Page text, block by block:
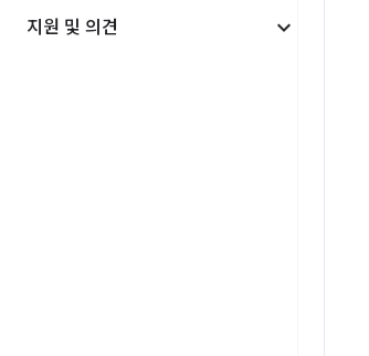
지원 및 의견